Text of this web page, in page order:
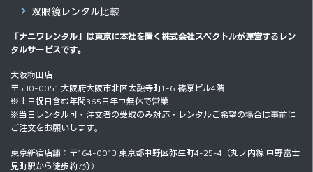
双眼鏡レンタル比較
「ナニワレンタル」は東京に本社を置く 株式会社スペクトルが運営するレン
タルサービスです。
大阪梅田店
〒530-0051 大阪府大阪市北区太融寺町1-6 篠原ビル4階
※土日祝日含む年間365日年中無休で営業
※当日レンタル可・注文者の受取のみ対応・レンタルご希望の場合は事前に
ご注文をお願いします。
東京新宿店舗：〒164-0013 東京都中野区弥生町4-25-4（丸ノ内線 中野富士
見町駅から徒歩約7分）